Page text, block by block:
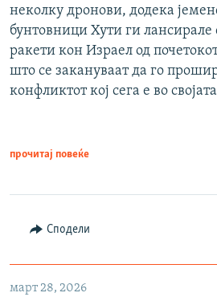
неколку дронови, додека
бунтовници Хути ги лансирале
ракети кон Израел од
што се закануваат да го
конфликтот кој сега е во
прочитај повеќе
Сподели
март 28, 2026